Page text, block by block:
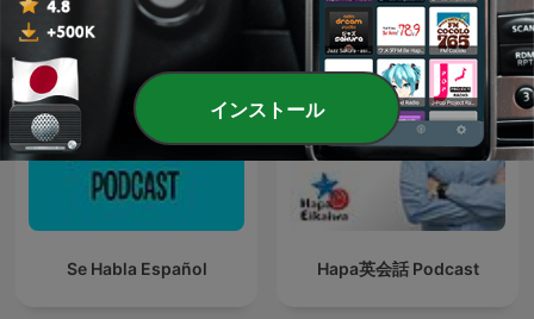
Se Habla Español Hapa英会話 Podcast
インストール